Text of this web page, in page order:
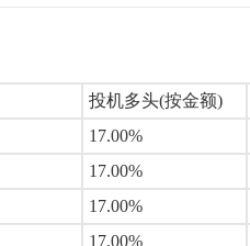
投机多头(按金额)
17.00%
17.00%
17.00%
17.00%